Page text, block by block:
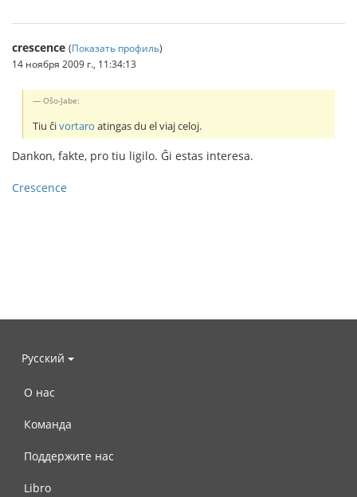
crescence (Показать профиль)
14 ноября 2009 г., 11:34:13
Oŝo-Jabe:
Tiu ĉivortaro atingas du el viaj celoj.
Dankon, fakte, pro tiu ligilo. Ĝi estas interesa.
Crescence
Русский
О нас
Команда
Поддержите нас
Libro